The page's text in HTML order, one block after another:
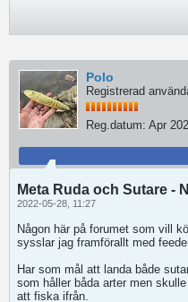
Polo
Registrerad
Reg.datum: Apr
Meta Ruda och Sutare -
2022-05-28, 11:27
Någon här på forumet som vill
sysslar jag framförallt med
Har som mål att landa både
som håller båda arter men
att fiska ifrån.